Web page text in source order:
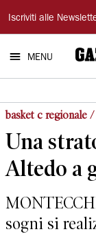
Gazzetta
di
Reggio
Iscriviti alle
MENU
basket c regionale
Una
Altedo a
sogni si